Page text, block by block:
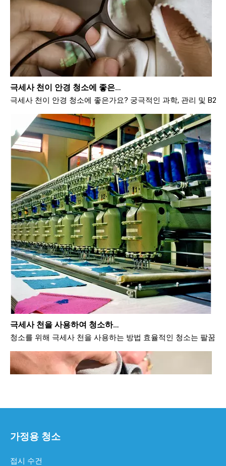
극세사 천이 안경 청소에 좋은가요?
극세사 천이 안경 청소에 좋은가요? 궁극적인 과학, 관리 및
청소를 위해 극세사 천을 사용하는 방법 효율적인 청소는 팔꿈
가정용 청소
접시 수건